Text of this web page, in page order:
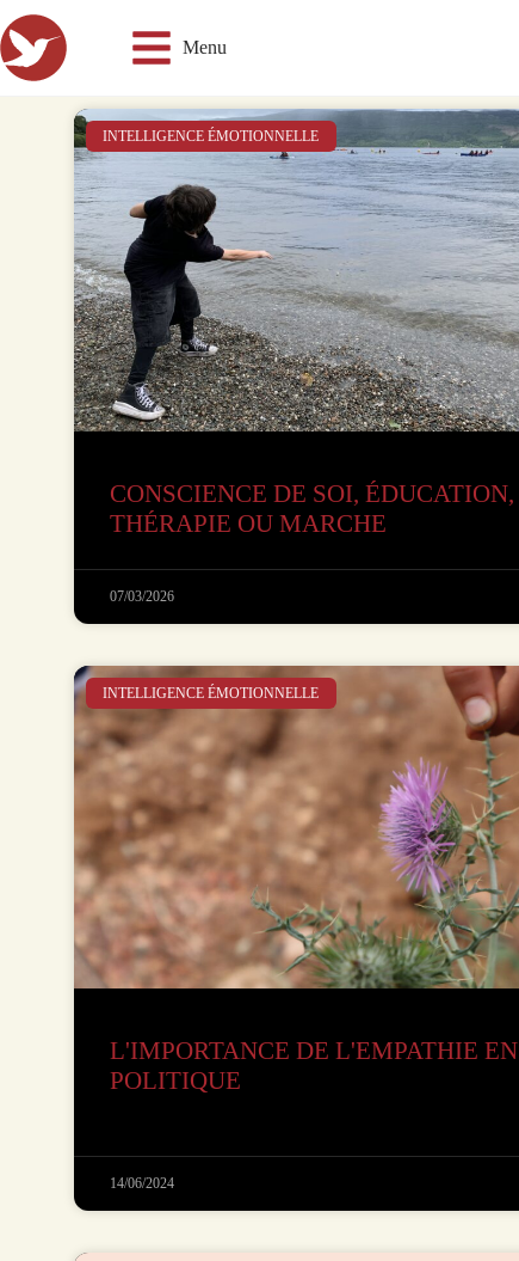
Menu
INTELLIGENCE ÉMOTIONNELLE
CONSCIENCE DE SOI, ÉDUCATION,
THÉRAPIE OU MARCHE
07/03/2026
INTELLIGENCE ÉMOTIONNELLE
L'IMPORTANCE DE L'EMPATHIE EN
POLITIQUE
14/06/2024